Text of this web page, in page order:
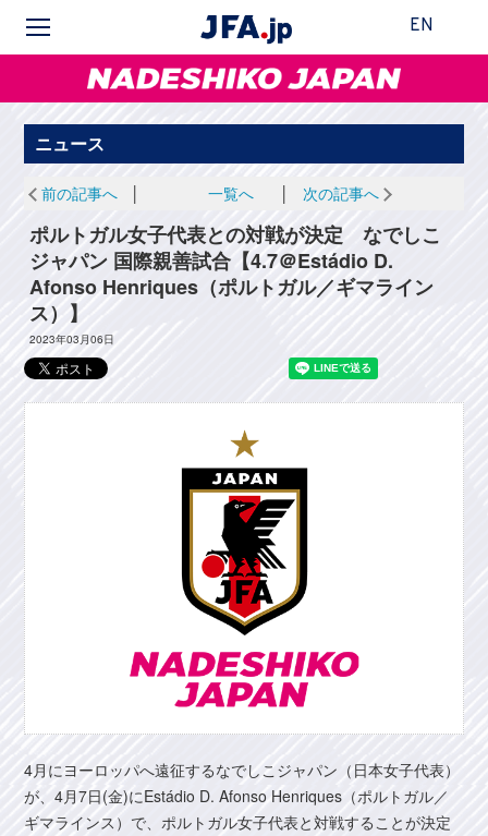
EN
なでしこジャパン
ニュース
前の記事へ│ 一覧へ 次の記事へ
ポルトガル女子代表との対戦が決定 なでしこ
ジャパン 国際親善試合【4.7＠Estádio D.
Afonso Henriques（ポルトガル／ギマライン
ス）】
2023年03月06日
4月にヨーロッパへ遠征するなでしこジャパン（日本女子代表）
が、4月7日(金)にEstádio D. Afonso Henriques（ポルトガル／
ギマラインス）で、ポルトガル女子代表と対戦することが決定